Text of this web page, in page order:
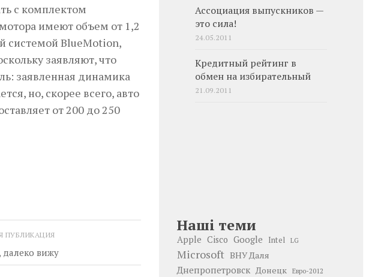
с комплектом
имеют объем от 1,2
системой BlueMotion,
заявляют, что
заявленная динамика
но, скорее всего, авто
от 200 до 250
ПУБЛИКАЦИЯ
далеко вижу
Ассоциация выпускников —
это сила!
24.05.2011
Кредитный рейтинг в
обмен на избирательный
21.09.2011
Наші теми
Apple Cisco Google Intel LG
Microsoft ВНУ Даля
Днепропетровск Донецк Евро-2012